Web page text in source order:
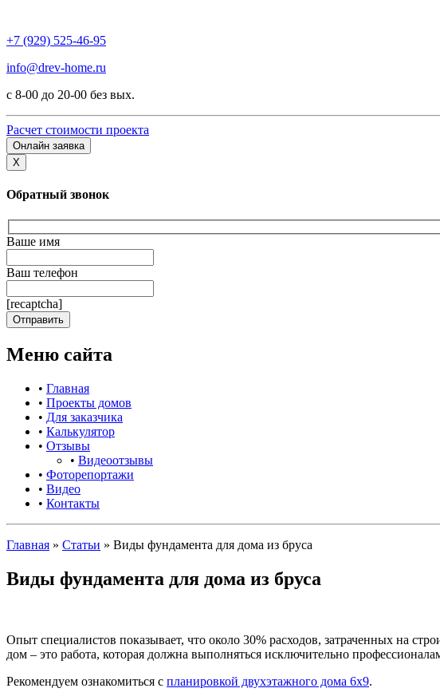
+7 (929) 525-46-95
info@drev-home.ru
с 8-00 до 20-00 без вых.
Расчет стоимости проекта
Онлайн заявка
X
Обратный звонок
Ваше имя
Ваш телефон
[recaptcha]
Меню сайта
• Главная
• Проекты домов
• Для заказчика
• Калькулятор
• Отзывы
• Видеоотзывы
• Фоторепортажи
• Видео
• Контакты
Главная » Статьи » Виды фундамента для дома из бруса
Виды фундамента для дома из бруса
Опыт специалистов показывает, что около 30% расходов, затраченных на
дом – это работа, которая должна выполняться исключительно
Рекомендуем ознакомиться с планировкой двухэтажного дома 6х9.